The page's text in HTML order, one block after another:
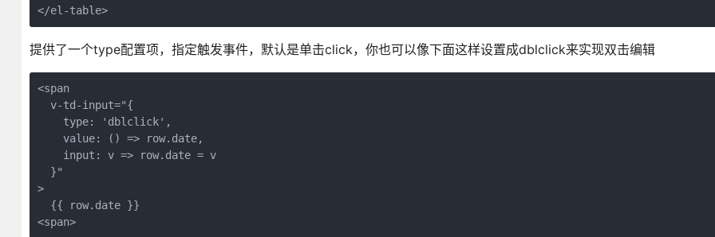
</el-table>
提供了一个type配置项，指定触发事件，默认是单击click，你也可以像下面这样设置成dblclick来实现双击编辑
<span
  v-td-input="{
    type: 'dblclick',
    value: () => row.date,
    input: v => row.date = v
  }"
>
  {{ row.date }}
<span>